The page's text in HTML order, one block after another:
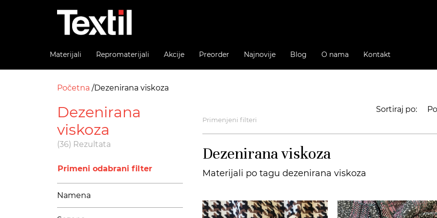
Materijali Repromaterijali Akcije Preorder Najnovije Blog O nama Kontakt
Početna Dezenirana viskoza
Dezenirana
viskoza
(36) Rezultata
Primeni odabrani filter
Namena
Sortiraj po:
Primenjeni filteri
Dezenirana viskoza
Materijali po tagu dezenirana viskoza